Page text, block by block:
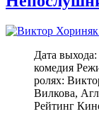
Дата
комедия
ролях:
Вилкова,
Рейтинг